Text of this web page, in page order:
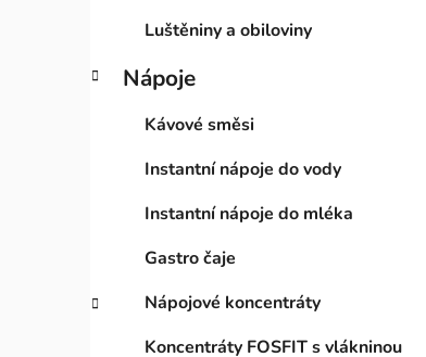
Luštěniny a obiloviny
Nápoje
Kávové směsi
Instantní nápoje do vody
Instantní nápoje do mléka
Gastro čaje
Nápojové koncentráty
Koncentráty FOSFIT s vlákninou